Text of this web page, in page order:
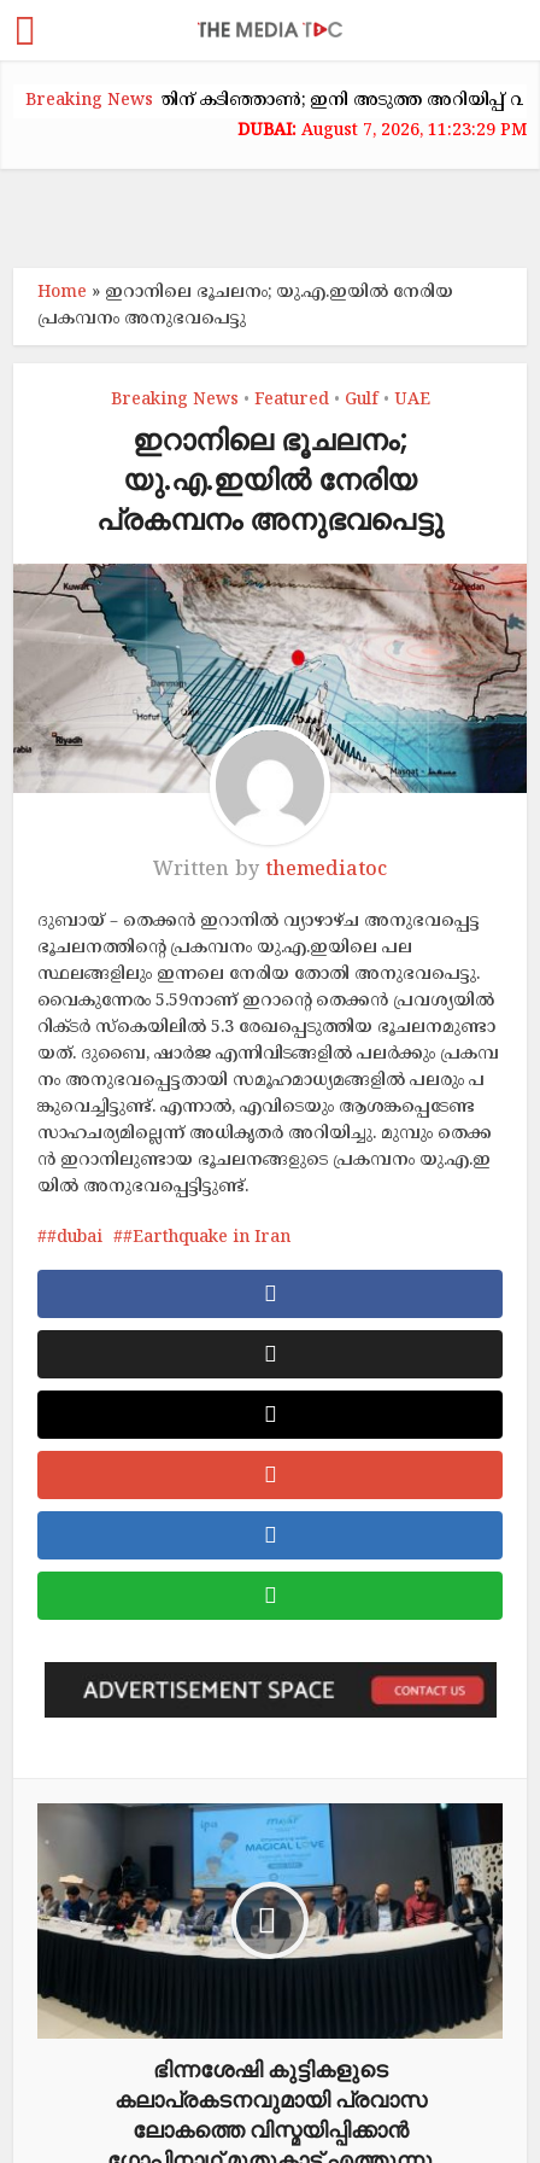
Breaking News കടിഞ്ഞാൺ; ഇനി അടുത്ത അറിയിപ്പ് വരെ
August 7, 2026, 11:23:29 PM
Home » ഇറാനിലെ ഭൂചലനം; യു.എ.ഇയിൽ നേരിയ
പ്രകമ്പനം അനുഭവപെട്ടു
Breaking News • Featured • Gulf • UAE
ഇറാനിലെ ഭൂചലനം;
യു.എ.ഇയിൽ നേരിയ
പ്രകമ്പനം അനുഭവപെട്ടു
Written by themediatoc
ദുബായ് – തെ​ക്ക​ൻ ഇ​റാ​നി​ൽ വ്യാ​ഴാ​ഴ്ച അ​നു​ഭ​വ​പ്പെ​ട്ട
ഭൂ​ച​ല​ന​ത്തി​ന്‍റെ പ്ര​ക​മ്പ​നം യു.​എ.​ഇ​യി​ലെ പല
സ്ഥലങ്ങളിലും ഇന്നലെ നേരിയ തോതി അനുഭവപെട്ടു.
വൈ​കു​ന്നേ​രം 5.59നാ​ണ് ഇറാന്റെ തെ​ക്ക​ൻ പ്രവശ്യയിൽ
റി​ക്ട​ർ സ്​​കെ​യി​ലി​ൽ 5.3 രേ​ഖ​പ്പെ​ടു​ത്തി​യ ഭൂ​ച​ല​ന​മു​ണ്ടാ​
യ​ത്. ദു​ബൈ, ഷാ​ർ​ജ എ​ന്നി​വി​ട​ങ്ങ​ളി​ൽ പ​ല​ർ​ക്കും പ്ര​ക​മ്പ​
നം അ​നു​ഭ​വ​പ്പെ​ട്ട​താ​യി സ​മൂ​ഹ​മാ​ധ്യ​മ​ങ്ങ​ളി​ൽ പലരും പ​
ങ്കു​വെ​ച്ചി​ട്ടു​ണ്ട്. എ​ന്നാ​ൽ, എ​വി​ടെ​യും ആ​ശ​ങ്ക​പ്പെ​ടേ​ണ്ട
സാ​ഹ​ച​ര്യ​മി​ല്ലെ​ന്ന്​ അ​ധി​കൃ​ത​ർ അ​റി​യി​ച്ചു. മു​മ്പും തെ​ക്ക​
ൻ ഇ​റാ​നി​ലു​ണ്ടാ​യ ഭൂ​ച​ല​ന​ങ്ങ​ളു​ടെ പ്ര​ക​മ്പ​നം യു.​എ.​ഇ​
യി​ൽ അ​നു​ഭ​വ​പ്പെ​ട്ടി​ട്ടു​ണ്ട്.
#dubai #Earthquake in Iran
ഭിന്നശേഷി കുട്ടികളുടെ
കലാപ്രകടനവുമായി പ്രവാസ
ലോകത്തെ വിസ്മയിപ്പിക്കാൻ